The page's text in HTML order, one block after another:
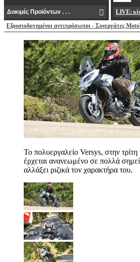
LIVE:
Εξουσιοδοτημένοι αντιπρόσωποι - Συνεργάτες
Το πολυεργαλείο Versys, στην τρίτη
έρχεται ανανεωμένο σε πολλά
αλλάξει ριζικά τον χαρακτήρα του.